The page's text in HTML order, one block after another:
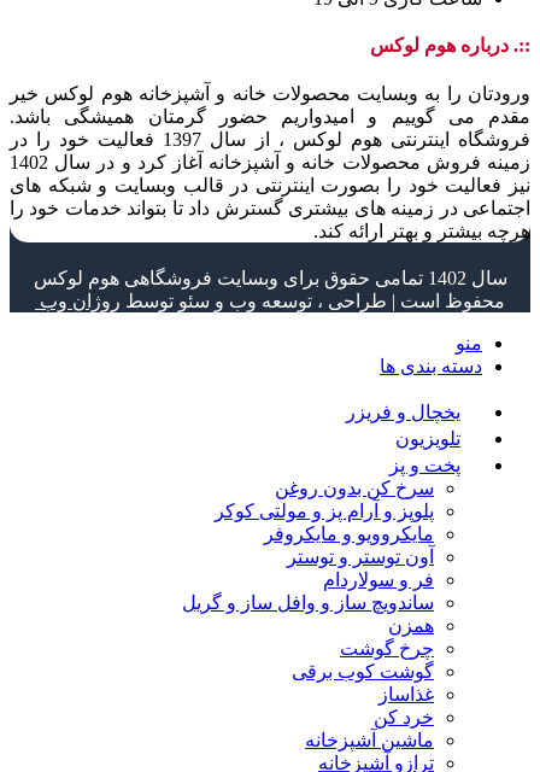
::. درباره هوم لوکس
ورودتان را به وبسایت محصولات خانه و آشپزخانه هوم لوکس خیر
مقدم می گوییم و امیدواریم حضور گرمتان همیشگی باشد.
فروشگاه اینترنتی هوم لوکس ، از سال 1397 فعالیت خود را در
زمینه فروش محصولات خانه و آشپزخانه آغاز کرد و در سال 1402
نیز فعالیت خود را بصورت اینترنتی در قالب وبسایت و شبکه های
اجتماعی در زمینه های بیشتری گسترش داد تا بتواند خدمات خود را
هرچه بیشتر و بهتر ارائه کند.
سال 1402 تمامی حقوق برای وبسایت فروشگاهی هوم لوکس
محفوظ است | طراحی ، توسعه وب و سئو توسط روژان وب
منو
دسته بندی ها
یخچال و فریزر
تلویزیون
پخت و پز
سرخ کن بدون روغن
پلوپز و آرام پز و مولتی کوکر
مایکروویو و مایکروفر
آون توستر و توستر
فر و سولاردام
ساندویچ ساز و وافل ساز و گریل
همزن
چرخ گوشت
گوشت کوب برقی
غذاساز
خرد کن
ماشین آشپزخانه
ترازو آشپزخانه